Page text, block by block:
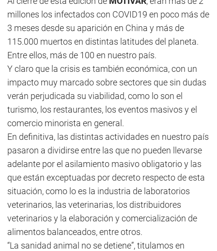
millones los infectados con COVID19 en poco más de
3 meses desde su aparición en China y más de
115.000 muertos en distintas latitudes del planeta.
Entre ellos, más de 100 en nuestro país.
Y claro que la crisis es también económica, con un
impacto muy marcado sobre sectores que sin dudas
verán perjudicada su viabilidad, como lo son el
turismo, los restaurantes, los eventos masivos y el
comercio minorista en general.
En definitiva, las distintas actividades en nuestro país
pasaron a dividirse entre las que no pueden llevarse
adelante por el asilamiento masivo obligatorio y las
que están exceptuadas por decreto respecto de esta
situación, como lo es la industria de laboratorios
veterinarios, las veterinarias, los distribuidores
veterinarios y la elaboración y comercialización de
alimentos balanceados, entre otros.
“La sanidad animal no se detiene”, titulamos en